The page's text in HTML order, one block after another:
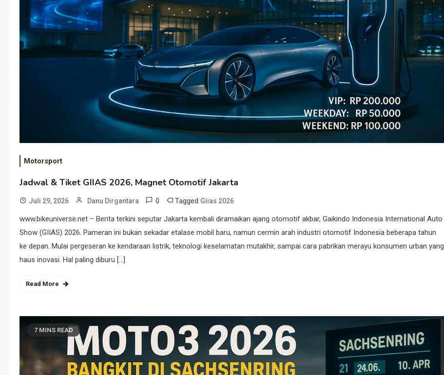
Motorsport
Jadwal & Tiket GIIAS 2026, Magnet Otomotif Jakarta
Juli 29, 2026 Danu Dirgantara 0 Tagged Giias 2026
www.bikeuniverse.net – Berita terkini seputar Jakarta kembali diramaikan ajang otomotif akbar, Gaikindo Indonesia International Auto
Show (GIIAS) 2026. Pameran ini bukan sekadar etalase mobil baru, namun cermin arah industri otomotif Indonesia beberapa tahun
ke depan. Mulai pergeseran ke kendaraan listrik, teknologi keselamatan mutakhir, sampai cara pabrikan merayu konsumen urban yang
haus inovasi. Hal paling diburu […]
Read More
7 MINS READ